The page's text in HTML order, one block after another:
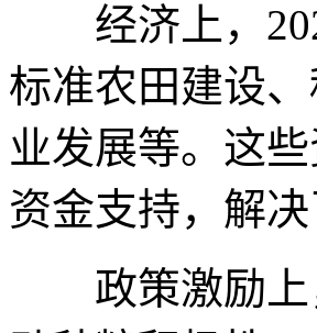
经济上，
标准农田建设
业发展等。这
资金支持，解
政策激励上